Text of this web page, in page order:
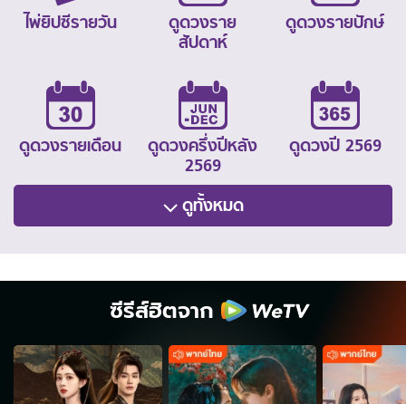
ไพ่ยิปซีรายวัน
ดูดวงราย
สัปดาห์
ดูดวงรายปักษ์
ดูดวงรายเดือน
ดูดวงครึ่งปีหลัง
2569
ดูดวงปี 2569
ดูทั้งหมด
ซีรีส์ฮิตจาก